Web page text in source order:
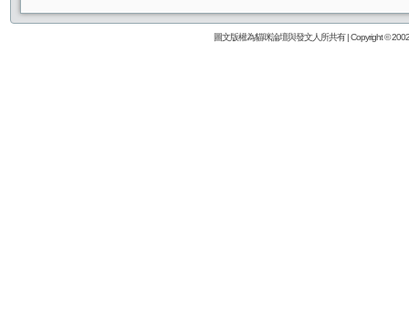
圖文版權為貓咪論壇與發文人所共有 | Copyright ©